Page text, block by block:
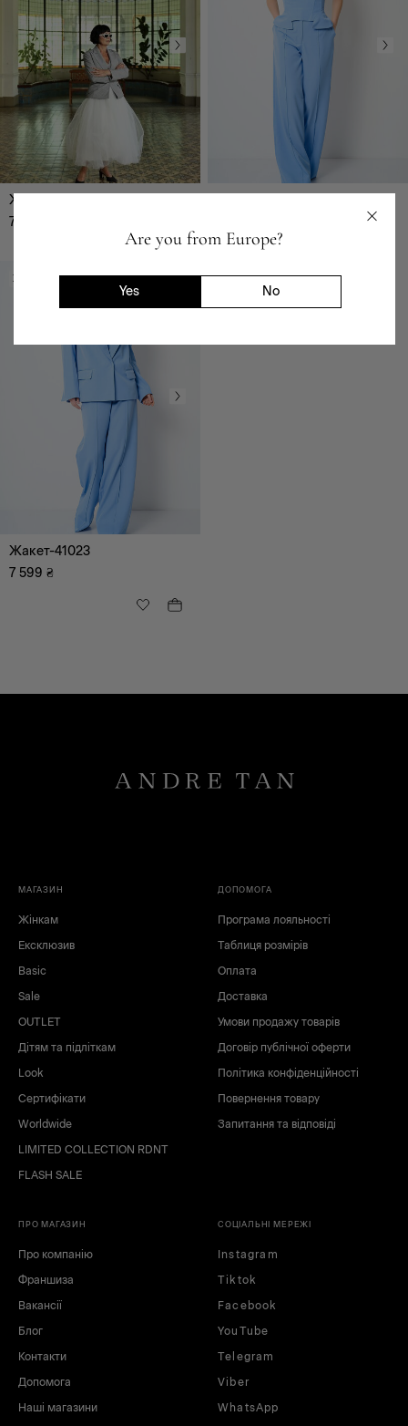
Are you from Europe?
Yes No
чорний
сірий
Жакет-41070
7 599
ХІТ СЕЗОНУ
Жакет-41023
7 599 ₴
МАГАЗИН
Жінкам
Ексклюзив
Basic
Sale
OUTLET
Дітям та підліткам
Look
Сертифікати
Worldwide
LIMITED COLLECTION RDNT
FLASH SALE
ДОПОМОГА
Програма лояльності
Таблиця розмірів
Оплата
Доставка
Умови продажу товарів
Договір публічної оферти
Політика конфіденційності
Повернення товару
Запитання та відповіді
ПРО МАГАЗИН
Про компанію
Франшиза
Вакансії
Блог
Контакти
Допомога
Наші магазини
СОЦІАЛЬНІ МЕРЕЖІ
Instagram
Tiktok
Facebook
YouTube
Telegram
Viber
WhatsApp